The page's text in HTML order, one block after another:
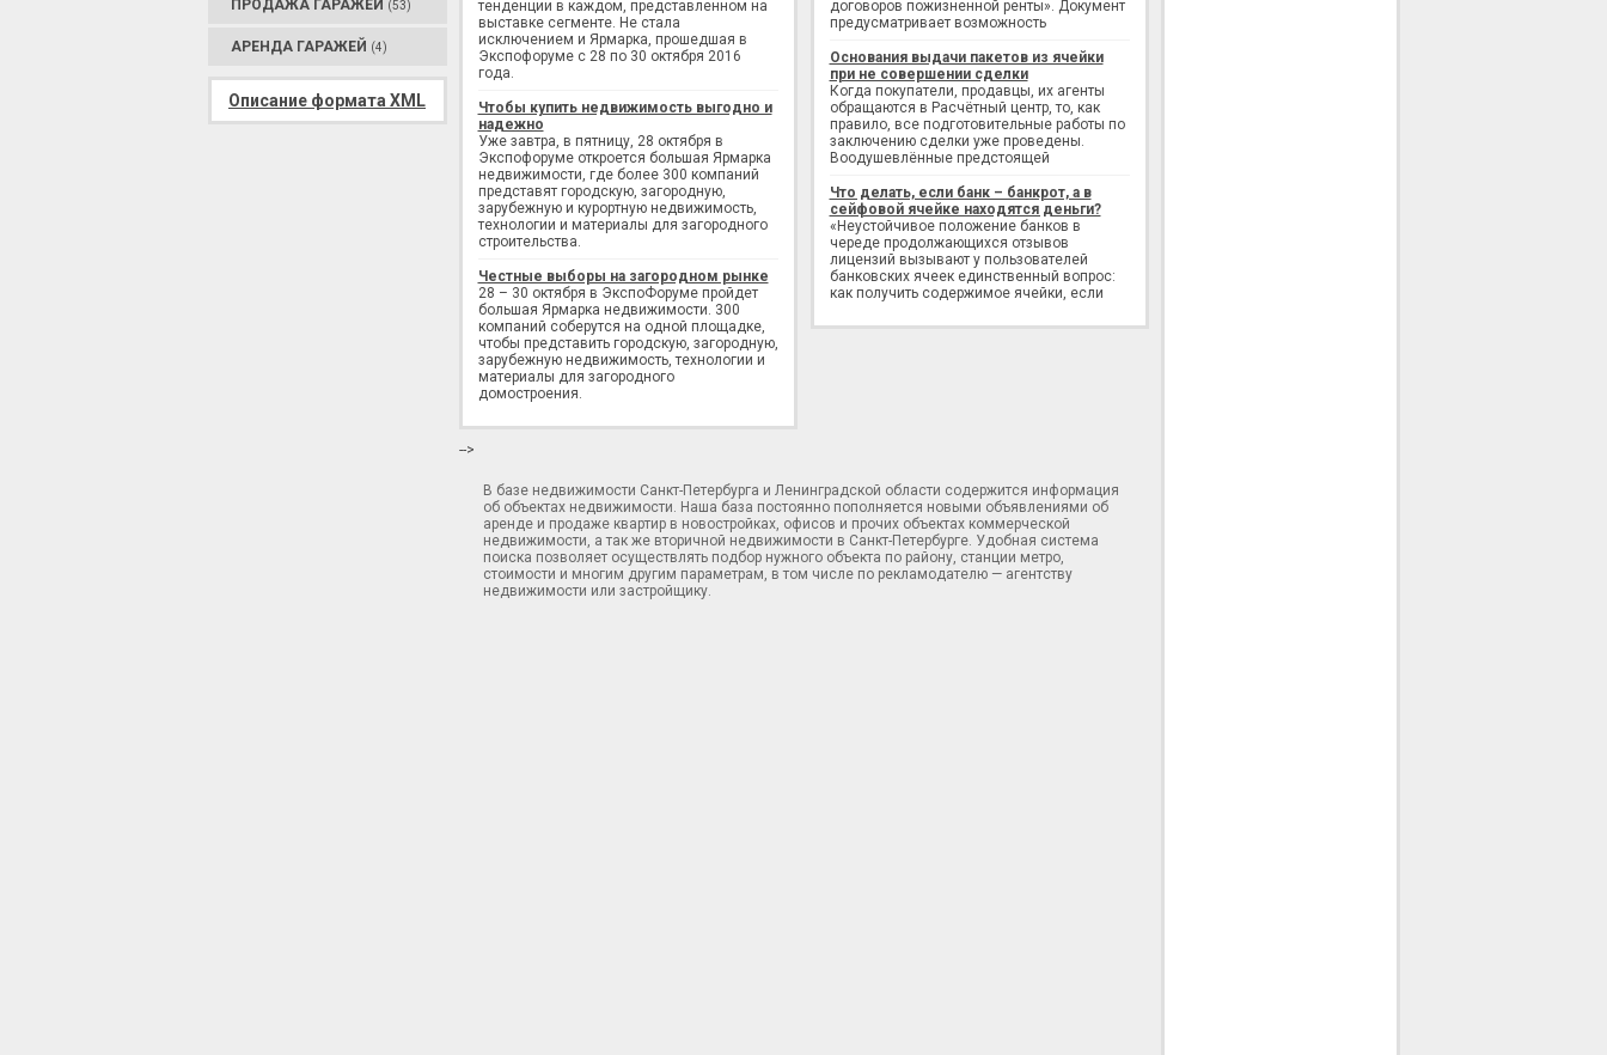
ПРОДАЖА ГАРАЖЕЙ (53)
АРЕНДА ГАРАЖЕЙ (4)
Описание формата XML
тенденции в каждом, представленном на
выставке сегменте. Не стала
исключением и Ярмарка, прошедшая в
Экспофоруме с 28 по 30 октября 2016
года.
Чтобы купить недвижимость выгодно и
надежно
Уже завтра, в пятницу, 28 октября в
Экспофоруме откроется большая Ярмарка
недвижимости, где более 300 компаний
представят городскую, загородную,
зарубежную и курортную недвижимость,
технологии и материалы для загородного
строительства.
Честные выборы на загородном рынке
28 – 30 октября в ЭкспоФоруме пройдет
большая Ярмарка недвижимости. 300
компаний соберутся на одной площадке,
чтобы представить городскую, загородную,
зарубежную недвижимость, технологии и
материалы для загородного
домостроения.
договоров пожизненной ренты». Документ
предусматривает возможность
Основания выдачи пакетов из ячейки
при не совершении сделки
Когда покупатели, продавцы, их агенты
обращаются в Расчётный центр, то, как
правило, все подготовительные работы по
заключению сделки уже проведены.
Воодушевлённые предстоящей
Что делать, если банк – банкрот, а в
сейфовой ячейке находятся деньги?
«Неустойчивое положение банков в
череде продолжающихся отзывов
лицензий вызывают у пользователей
банковских ячеек единственный вопрос:
как получить содержимое ячейки, если
-->
В базе недвижимости Санкт-Петербурга и Ленинградской области содержится информация
об объектах недвижимости. Наша база постоянно пополняется новыми объявлениями об
аренде и продаже квартир в новостройках, офисов и прочих объектах коммерческой
недвижимости, а так же вторичной недвижимости в Санкт-Петербурге. Удобная система
поиска позволяет осуществлять подбор нужного объекта по району, станции метро,
стоимости и многим другим параметрам, в том числе по рекламодателю — агентству
недвижимости или застройщику.